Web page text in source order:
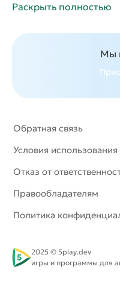
реагировать
ловкость и
Раскрыть полностью
Мы
Обратная связь
Условия
Отказ от
Правообладателям
Политика
2025 © 5play.dev
игры и программы для